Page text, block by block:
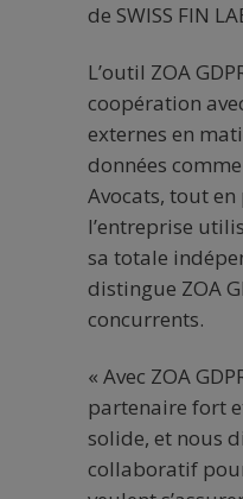
de SWISS FIN
L’outil ZOA
coopération
externes en
données
Avocats, tout
l’entreprise
sa totale
distingue ZOA
concurrents.
« Avec ZOA
partenaire fort
solide, et nous
collaboratif